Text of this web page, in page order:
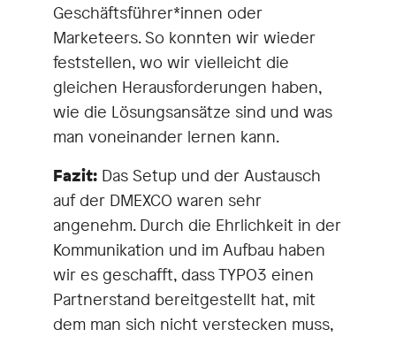
Geschäftsführer*innen oder
Marketeers. So konnten wir wieder
feststellen, wo wir vielleicht die
gleichen Herausforderungen haben,
wie die Lösungsansätze sind und was
man voneinander lernen kann.
Fazit: Das Setup und der Austausch
auf der DMEXCO waren sehr
angenehm. Durch die Ehrlichkeit in der
Kommunikation und im Aufbau haben
wir es geschafft, dass TYPO3 einen
Partnerstand bereitgestellt hat, mit
dem man sich nicht verstecken muss,